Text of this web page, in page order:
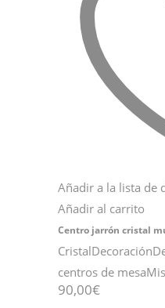
Añadir a la lista de
Añadir al carrito
Centro jarrón cristal
CristalDecoración
centros de mesa
90,00€